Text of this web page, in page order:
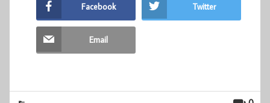
Facebook Twitter
Email